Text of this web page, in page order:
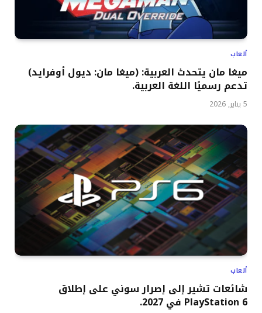
ألعاب
ميغا مان يتحدث العربية: (ميغا مان: ديول أوفرايد)
تدعم رسميًا اللغة العربية.
5 يناير, 2026
ألعاب
شائعات تشير إلى إصرار سوني على إطلاق
PlayStation 6 في 2027.